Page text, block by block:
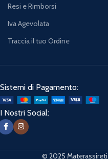
Resi e Rimborsi
Iva Agevolata
Traccia il tuo Ordine
Sistemi di Pagamento:
I Nostri Social:
© 2025